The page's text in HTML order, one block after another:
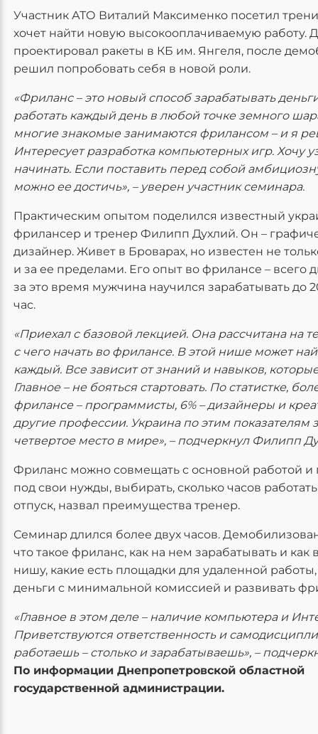
Участник АТО Виталий Максименко посетил
хочет найти новую высокооплачиваемую работу.
проектировал ракеты в КБ им. Янгеля, после
решил попробовать себя в новой роли.
«Фриланс – это новый способ зарабатывать
работать каждый день в любой точке земного
многие знакомые занимаются фрилансом – и я
Интересует разработка компьютерных игр. Хочу
начинать. Если поставить перед собой
можно ее достичь», – уверен участник семинара.
Практическим опытом поделился известный
фрилансер и тренер Филипп Духлий. Он –
дизайнер. Живет в Броварах, но известен не
и за ее пределами. Его опыт во фрилансе – всего
за это время мужчина научился зарабатывать до
час.
«Приехал с базовой лекцией. Она рассчитана на
с чего начать во фрилансе. В этой нише может
каждый. Все зависит от знаний и навыков,
Главное – не бояться стартовать. По статистке,
фрилансе – программисты, 6% – дизайнеры и
другие профессии. Украина по этим показателям
четвертое место в мире», – подчеркнул Филипп
Фриланс можно совмещать с основной работой и
под свои нужды, выбирать, сколько часов
отпуск, назвал преимущества тренер.
Семинар длился более двух часов.
что такое фриланс, как на нем зарабатывать и как
нишу, какие есть площадки для удаленной работы,
деньги с минимальной комиссией и развивать
«Главное в этом деле – наличие компьютера и
Приветствуются ответственность и
работаешь – столько и зарабатываешь», –
По информации Днепропетровской областной
государственной администрации.